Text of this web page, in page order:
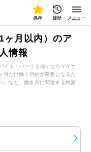
保存 履歴 メニュー
ヶ月以内）のア
情報
イト・パートを探すならマイナ
月だけ働く目的が重要になるた
」など、働き方に関連する検索